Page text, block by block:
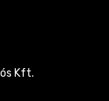
Kft.